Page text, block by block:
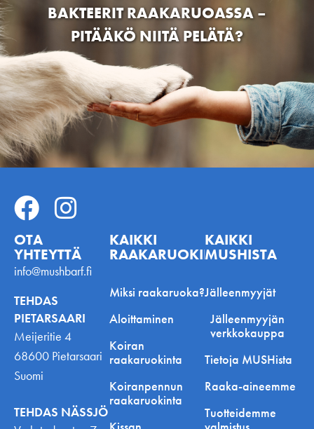
LEMMIKKISIRKUS
Häyrisentie 4, 76100 Pieksämäki, Suomi
Dogman and Friends Lahti
Apilakatu 1, 15610 Lahti, Suomi
Eräkolmio
Lamminraitti 25, 16900 Lammi, Finland
Dogman and Friends Raisio
Lempimurre Oy
Kauppakatu 20, 78200 Varkaus, Suomi
Peten Koiratarvike Oulu
Kaakkurinkulma 4, 90420 Oulu, Suomi
Dogman and Friends Kaari
Kantelettarentie 1, 00420 Helsinki, Suomi
Hunddagis Doggis
Pitkäkatu 57, 65100 Vaasa, Suomi
Tassuniityn Koirahoitola
MUSH VAISTO – NYT MYÖS
PAKASTEKUIVATTUNA
RAAKARUOKINNAN ALOITTAMINEN
BAKTEERIT RAAKARUOASSA –
PITÄÄKÖ NIITÄ PELÄTÄ?